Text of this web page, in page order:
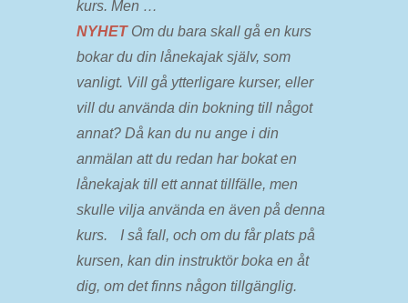
kurs. Men …
NYHETOm du bara skall gå en kurs
bokar du din lånekajak själv, som
vanligt. Vill gå ytterligare kurser, eller
vill du använda din bokning till något
annat? Då kan du nu ange i din
anmälan att du redan har bokat en
lånekajak till ett annat tillfälle, men
skulle vilja använda en även på denna
kurs. I så fall, och om du får plats på
kursen, kan din instruktör boka en åt
dig, om det finns någon tillgänglig.